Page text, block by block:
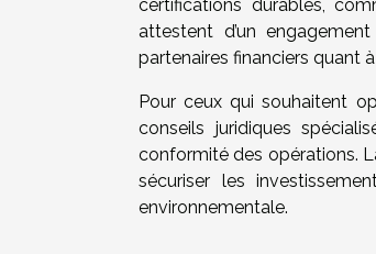
certifications durables,
attestent d’un
partenaires financiers quant
Pour ceux qui souhaitent
conseils juridiques
conformité des opérations.
sécuriser les
environnementale.